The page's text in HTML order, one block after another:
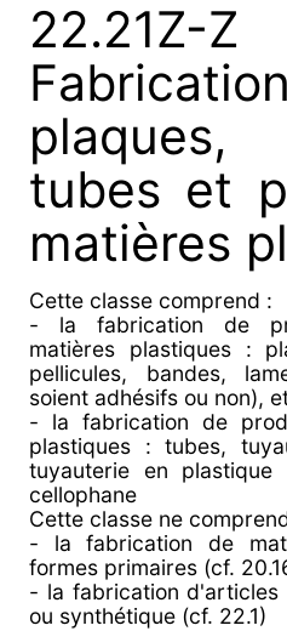
22.21Z-Z
tubes et
matières
Cette classe comprend :
- la fabrication de
matières plastiques :
pellicules, bandes,
soient adhésifs ou non),
- la fabrication de
plastiques : tubes,
tuyauterie en
cellophane
Cette classe ne
- la fabrication de
formes primaires (cf.
- la fabrication d'articles
ou synthétique (cf. 22.1)